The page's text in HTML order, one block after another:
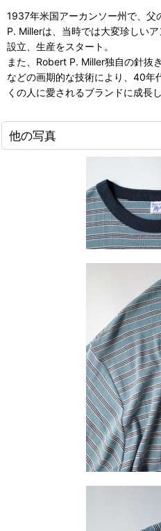
1937年米国アーカンソー州で、
P. Millerは、当時では大変珍しい
設立、生産をスタート。
また、Robert P. Miller独自の針抜
などの画期的な技術により、40年
くの人に愛されるブランドに成長し
他の写真